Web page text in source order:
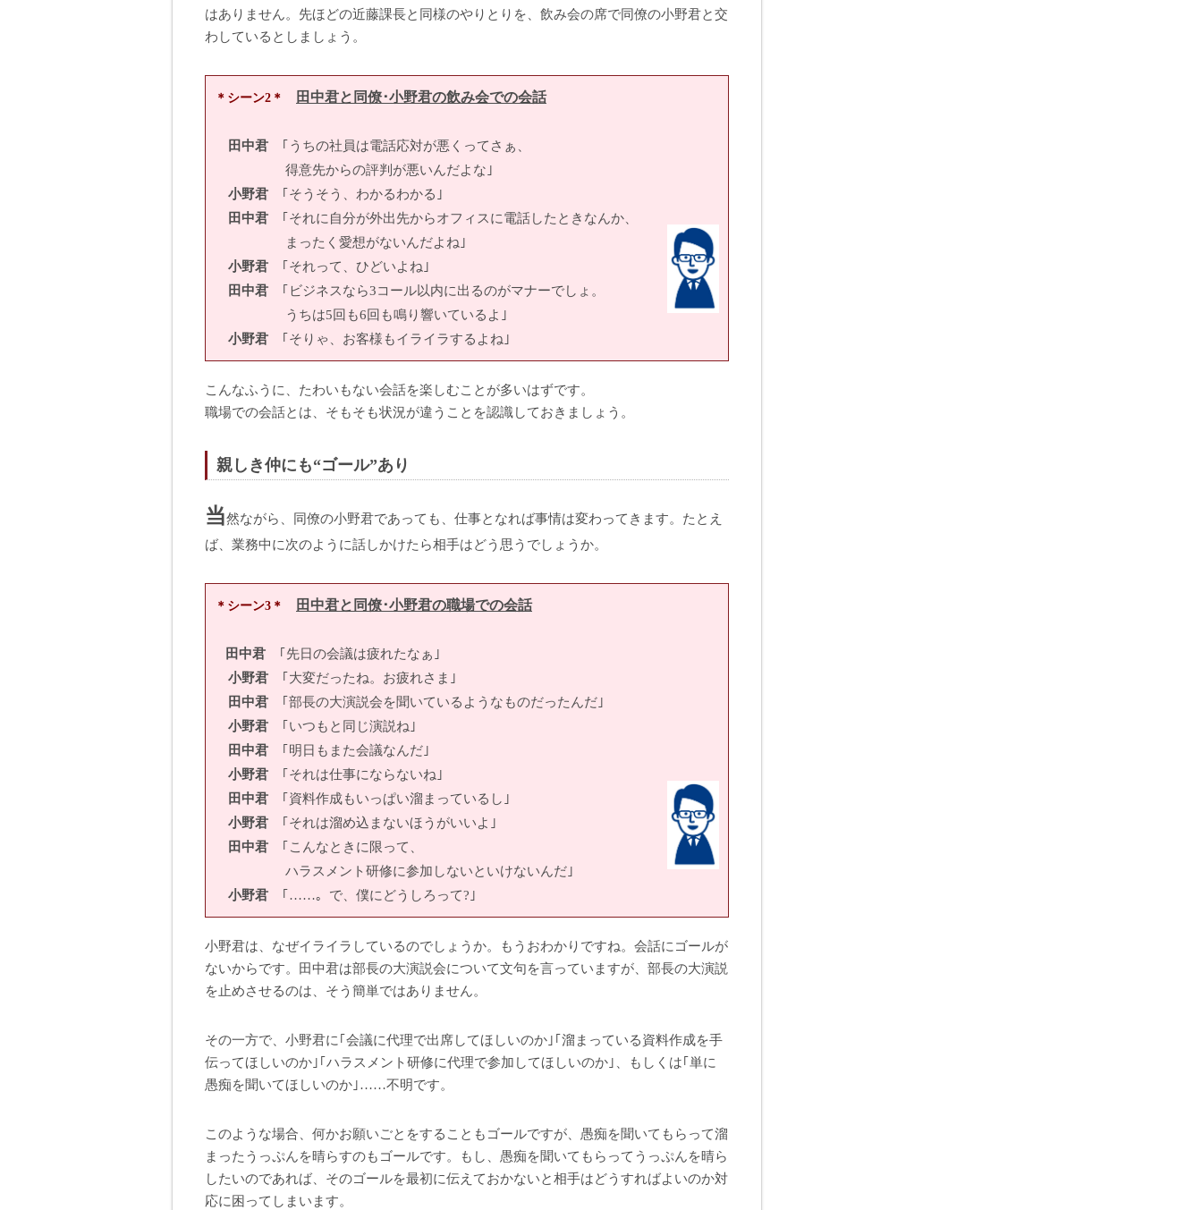
はありません。先ほどの近藤課長と同様のやりとりを、飲み会の席で同僚の小野君と交
わしているとしましょう。
＊シーン2＊ 田中君と同僚･小野君の飲み会での会話
田中君 ｢うちの社員は電話応対が悪くってさぁ、
得意先からの評判が悪いんだよな｣
小野君 ｢そうそう、わかるわかる｣
田中君 ｢それに自分が外出先からオフィスに電話したときなんか、
まったく愛想がないんだよね｣
小野君 ｢それって、ひどいよね｣
田中君 ｢ビジネスなら3コール以内に出るのがマナーでしょ。
うちは5回も6回も鳴り響いているよ｣
小野君 ｢そりゃ、お客様もイライラするよね｣
こんなふうに、たわいもない会話を楽しむことが多いはずです。
職場での会話とは、そもそも状況が違うことを認識しておきましょう。
親しき仲にも“ゴール”あり
当然ながら、同僚の小野君であっても、仕事となれば事情は変わってきます。たとえ
ば、業務中に次のように話しかけたら相手はどう思うでしょうか。
＊シーン3＊ 田中君と同僚･小野君の職場での会話
田中君 ｢先日の会議は疲れたなぁ｣
小野君 ｢大変だったね。お疲れさま｣
田中君 ｢部長の大演説会を聞いているようなものだったんだ｣
小野君 ｢いつもと同じ演説ね｣
田中君 ｢明日もまた会議なんだ｣
小野君 ｢それは仕事にならないね｣
田中君 ｢資料作成もいっぱい溜まっているし｣
小野君 ｢それは溜め込まないほうがいいよ｣
田中君 ｢こんなときに限って、
ハラスメント研修に参加しないといけないんだ｣
小野君 ｢……。で、僕にどうしろって?｣
小野君は、なぜイライラしているのでしょうか。もうおわかりですね。会話にゴールが
ないからです。田中君は部長の大演説会について文句を言っていますが、部長の大演説
を止めさせるのは、そう簡単ではありません。
その一方で、小野君に｢会議に代理で出席してほしいのか｣｢溜まっている資料作成を手
伝ってほしいのか｣｢ハラスメント研修に代理で参加してほしいのか｣、もしくは｢単に
愚痴を聞いてほしいのか｣……不明です。
このような場合、何かお願いごとをすることもゴールですが、愚痴を聞いてもらって溜
まったうっぷんを晴らすのもゴールです。もし、愚痴を聞いてもらってうっぷんを晴ら
したいのであれば、そのゴールを最初に伝えておかないと相手はどうすればよいのか対
応に困ってしまいます。